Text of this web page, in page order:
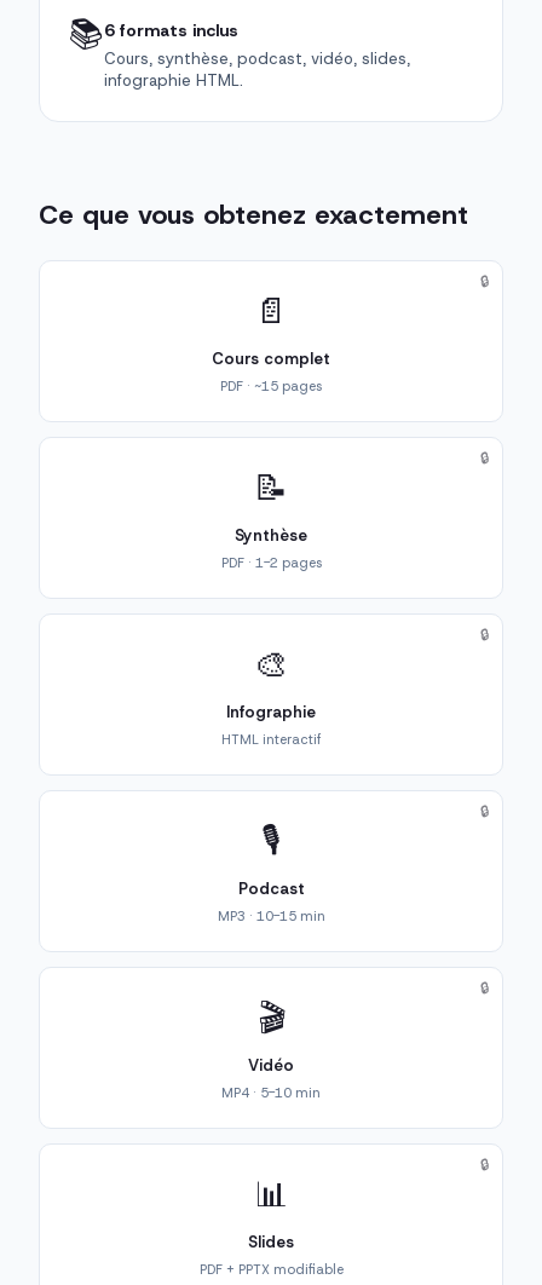
📚6 formats inclus
Cours, synthèse, podcast, vidéo, slides,
infographie HTML.
Ce que vous obtenez exactement
📄
Cours complet
PDF · ~15 pages
🔒
📝
Synthèse
PDF · 1-2 pages
🔒
🎨
Infographie
HTML interactif
🔒
🎙️
Podcast
MP3 · 10-15 min
🔒
🎬
Vidéo
MP4 · 5-10 min
🔒
📊
Slides
PDF + PPTX modifiable
🔒